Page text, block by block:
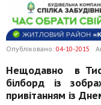
Опубліковано: 04-10-2015
Нещодавно в
білборд із
привітанням із